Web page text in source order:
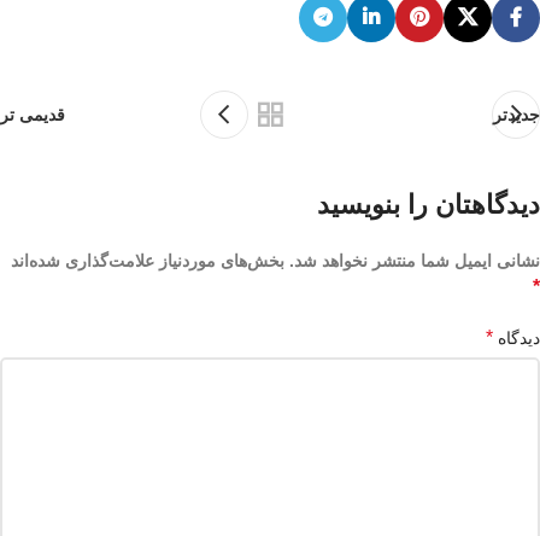
جدیدتر قدیمی تر
دیدگاهتان را بنویسید
نشانی ایمیل شما منتشر نخواهد شد. بخش‌های موردنیاز علامت‌گذاری شده‌اند
*
دیدگاه *